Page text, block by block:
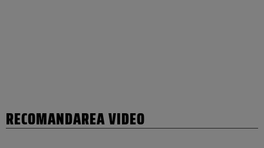
RECOMANDAREA VIDEO